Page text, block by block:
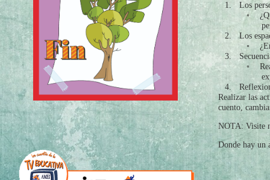
1.
Los
◦
2.
Los
◦
3.
◦
4.
Realizar las
cuento,
NOTA: Visite
Donde hay un